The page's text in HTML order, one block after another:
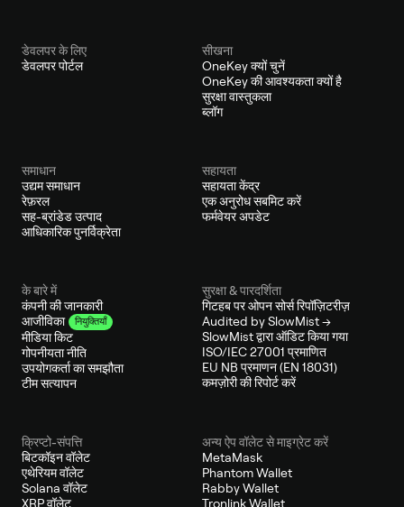
डेवलपर के लिए
डेवलपर पोर्टल
सीखना
OneKey क्यों चुनें
OneKey की आवश्यकता क्यों है
सुरक्षा वास्तुकला
ब्लॉग
समाधान
उद्यम समाधान
रेफ़रल
सह-ब्रांडेड उत्पाद
आधिकारिक पुनर्विक्रेता
सहायता
सहायता केंद्र
एक अनुरोध सबमिट करें
फर्मवेयर अपडेट
के बारे में
कंपनी की जानकारी
आजीविका
नियुक्तियाँ
मीडिया किट
गोपनीयता नीति
उपयोगकर्ता का समझौता
टीम सत्यापन
सुरक्षा & पारदर्शिता
गिटहब पर ओपन सोर्स रिपॉज़िटरीज़
Audited by SlowMist →
SlowMist द्वारा ऑडिट किया गया
ISO/IEC 27001 प्रमाणित
EU NB प्रमाणन (EN 18031)
कमज़ोरी की रिपोर्ट करें
क्रिप्टो-संपत्ति
बिटकॉइन वॉलेट
एथेरियम वॉलेट
Solana वॉलेट
XRP वॉलेट
अन्य ऐप वॉलेट से माइग्रेट करें
MetaMask
Phantom Wallet
Rabby Wallet
Tronlink Wallet